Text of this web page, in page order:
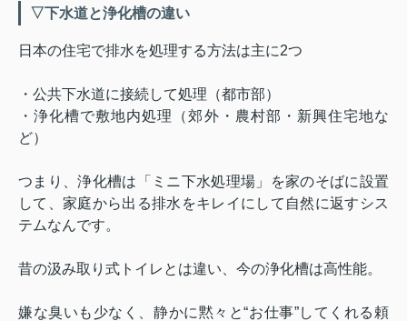
▽下水道と浄化槽の違い
日本の住宅で排水を処理する方法は主に2つ
・公共下水道に接続して処理（都市部）
・浄化槽で敷地内処理（郊外・農村部・新興住宅地な
ど）
つまり、浄化槽は「ミニ下水処理場」を家のそばに設置
して、家庭から出る排水をキレイにして自然に返すシス
テムなんです。
昔の汲み取り式トイレとは違い、今の浄化槽は高性能。
嫌な臭いも少なく、静かに黙々と“お仕事”してくれる頼